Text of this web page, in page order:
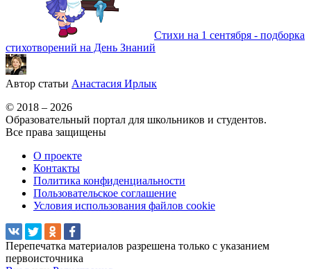
Стихи на 1 сентября - подборка
стихотворений на День Знаний
Автор статьи Анастасия Ирлык
© 2018 – 2026
Образовательный портал для школьников и студентов.
Все права защищены
О проекте
Контакты
Политика конфиденциальности
Пользовательское соглашение
Условия использования файлов cookie
Перепечатка материалов разрешена только с указанием
первоисточника